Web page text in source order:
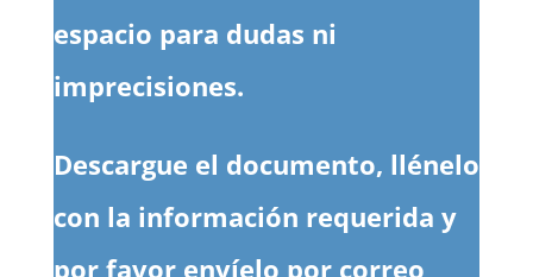
espacio para dudas ni
imprecisiones.
Descargue el documento, llénelo
con la información requerida y
por favor envíelo por correo